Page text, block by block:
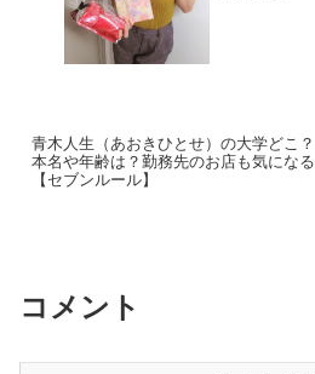
青木人生（あおきひとせ）の大学どこ？
本名や年齢は？勤務先のお店も気になる
【セブンルール】
コメント